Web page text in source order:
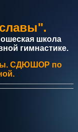
школа
гимнастике.
СДЮШОР по